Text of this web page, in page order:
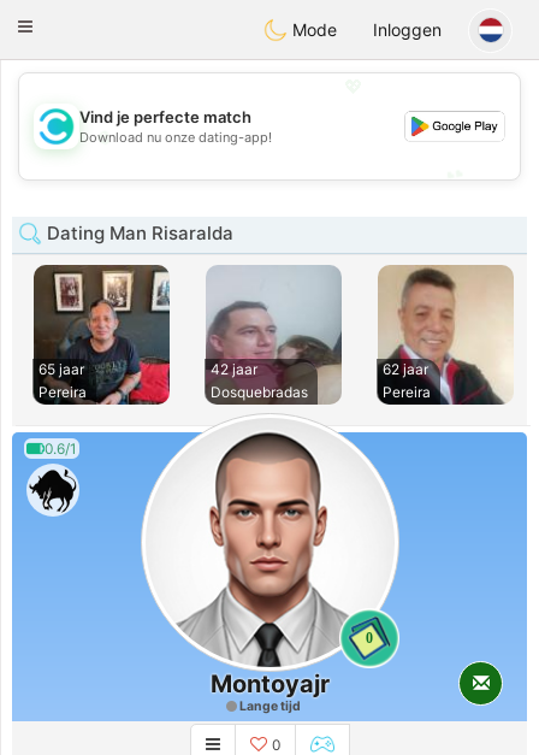
olombiaCitas
Toggle
Mode Inloggen
💖
💕
Vind je perfecte match
Download nu onze dating-app!
Dating Man Risaralda
65 jaar
Pereira
42 jaar
Dosquebradas
62 jaar
Pereira
0.6/1
0
Montoyajr
Lange tijd
0